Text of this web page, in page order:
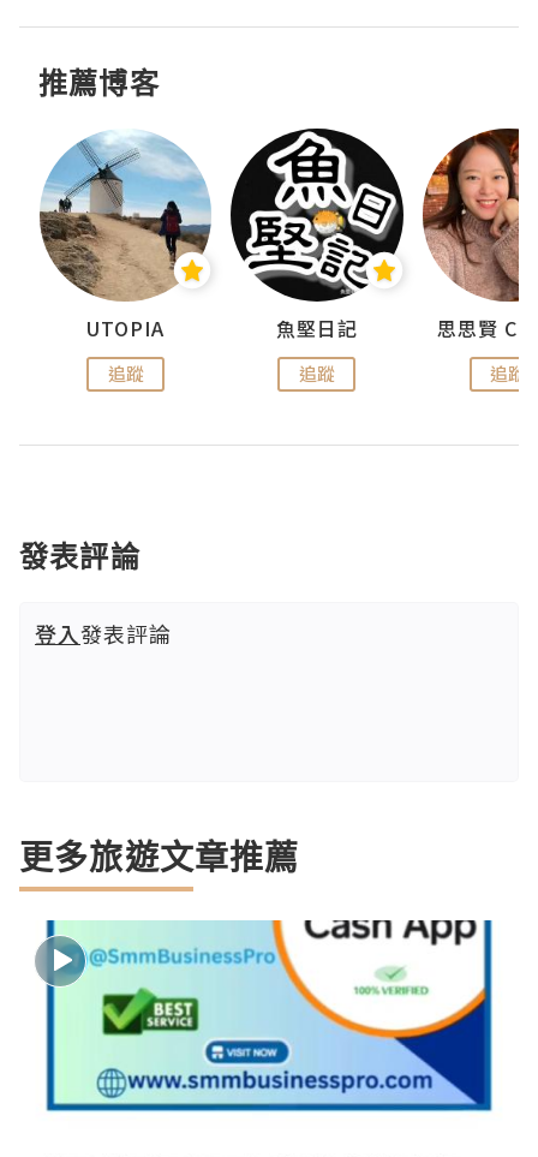
推薦博客
UTOPIA
追蹤
魚堅日記
追蹤 追蹤
發表評論
登入發表評論
更多旅遊文章推薦